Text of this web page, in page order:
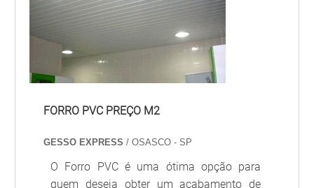
FORRO PVC PREÇO M2
GESSO EXPRESS/ OSASCO - SP
O Forro PVC é uma ótima opção para
quem deseja obter um acabamento de